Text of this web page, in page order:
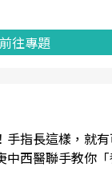
前往專題
手指長這樣，就
中西醫聯手教你「